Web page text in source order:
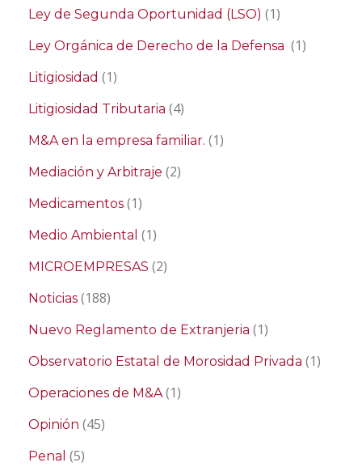
Ley de Segunda Oportunidad (LSO) (1)
Ley Orgánica de Derecho de la Defensa (1)
Litigiosidad (1)
Litigiosidad Tributaria (4)
M&A en la empresa familiar. (1)
Mediación y Arbitraje (2)
Medicamentos (1)
Medio Ambiental (1)
MICROEMPRESAS (2)
Noticias (188)
Nuevo Reglamento de Extranjeria (1)
Observatorio Estatal de Morosidad Privada (1)
Operaciones de M&A(1)
Opinión (45)
Penal (5)